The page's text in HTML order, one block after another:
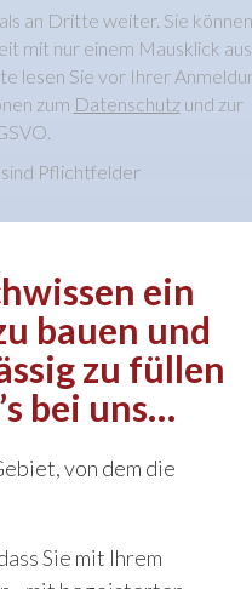
an Dritte weiter. Sie können
mit nur einem Mausklick aus
lesen Sie vor Ihrer
zum Datenschutzund zur
Pflichtfelder
ein
bauen und
zu füllen
bei uns…
von dem die
Sie mit Ihrem